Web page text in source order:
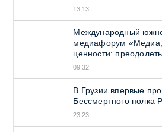
13:13
Международный
медиафорум «Медиа,
ценности:
09:32
В Грузии впервые
Бессмертного полка
23:23